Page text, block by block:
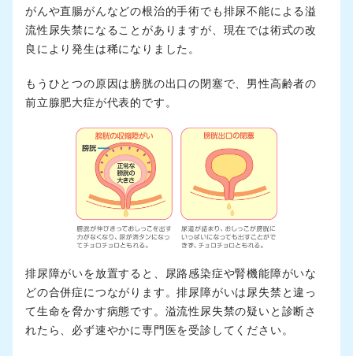
がんや直腸がんなどの根治的手術でも排尿不能による溢
流性尿失禁になることがありますが、現在では術式の改
良により発生は稀になりました。
もうひとつの原因は膀胱の出口の閉塞で、男性高齢者の
前立腺肥大症が代表的です。
排尿障がいを放置すると、尿路感染症や腎機能障がいな
どの合併症につながります。排尿障がいは尿失禁と違っ
て生命を脅かす病態です。溢流性尿失禁の疑いと診断さ
れたら、必ず速やかに専門医を受診してください。